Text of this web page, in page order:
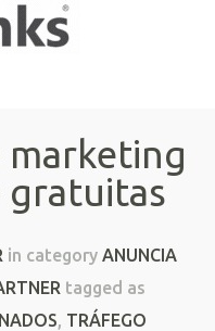
marketing
gratuitas
in category ANUNCIA
tagged as
, TRÁFEGO